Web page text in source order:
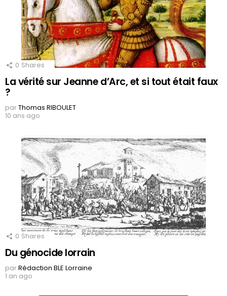
0 Shares
La vérité sur Jeanne d’Arc, et si tout était faux
?
parThomas RIBOULET
10 ans ago
0 Shares
Du génocide lorrain
parRédaction BLE Lorraine
1 an ago